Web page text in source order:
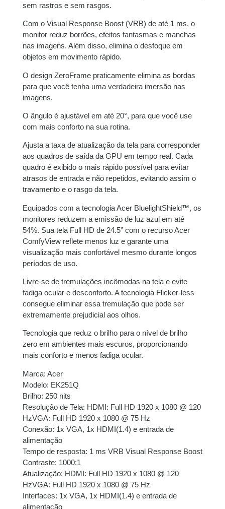
sem rastros e sem rasgos.
Com o Visual Response Boost (VRB) de até 1 ms, o
monitor reduz borrões, efeitos fantasmas e manchas
nas imagens. Além disso, elimina o desfoque em
objetos em movimento rápido.
O design ZeroFrame praticamente elimina as bordas
para que você tenha uma verdadeira imersão nas
imagens.
O ângulo é ajustável em até 20°, para que você use
com mais conforto na sua rotina.
Ajusta a taxa de atualização da tela para corresponder
aos quadros de saída da GPU em tempo real. Cada
quadro é exibido o mais rápido possível para evitar
atrasos de entrada e não repetidos, evitando assim o
travamento e o rasgo da tela.
Equipados com a tecnologia Acer BluelightShield™, os
monitores reduzem a emissão de luz azul em até
54%. Sua tela Full HD de 24.5” com o recurso Acer
ComfyView reflete menos luz e garante uma
visualização mais confortável mesmo durante longos
períodos de uso.
Livre-se de tremulações incômodas na tela e evite
fadiga ocular e desconforto. A tecnologia Flicker-less
consegue eliminar essa tremulação que pode ser
extremamente prejudicial aos olhos.
Tecnologia que reduz o brilho para o nível de brilho
zero em ambientes mais escuros, proporcionando
mais conforto e menos fadiga ocular.
Marca: Acer
Modelo: EK251Q
Brilho: 250 nits
Resolução de Tela: HDMI: Full HD 1920 x 1080 @ 120
HzVGA: Full HD 1920 x 1080 @ 75 Hz
Conexão: 1x VGA, 1x HDMI(1.4) e entrada de
alimentação
Tempo de resposta: 1 ms VRB Visual Response Boost
Contraste: 1000:1
Atualização: HDMI: Full HD 1920 x 1080 @ 120
HzVGA: Full HD 1920 x 1080 @ 75 Hz
Interfaces: 1x VGA, 1x HDMI(1.4) e entrada de
alimentação